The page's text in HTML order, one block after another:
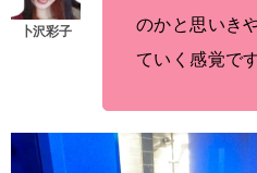
のかと思いき
ていく感覚です